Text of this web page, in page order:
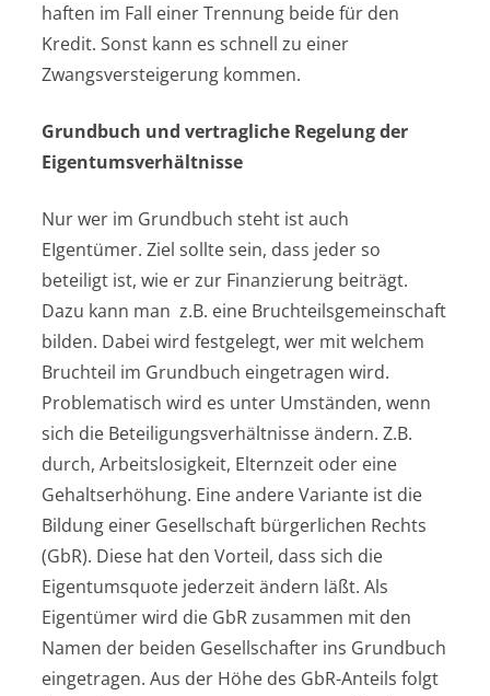
haften im Fall einer Trennung beide für den
Kredit. Sonst kann es schnell zu einer
Zwangsversteigerung kommen.
Grundbuch und vertragliche Regelung der
Eigentumsverhältnisse
Nur wer im Grundbuch steht ist auch
EIgentümer. Ziel sollte sein, dass jeder so
beteiligt ist, wie er zur Finanzierung beiträgt.
Dazu kann man z.B. eine Bruchteilsgemeinschaft
bilden. Dabei wird festgelegt, wer mit welchem
Bruchteil im Grundbuch eingetragen wird.
Problematisch wird es unter Umständen, wenn
sich die Beteiligungsverhältnisse ändern. Z.B.
durch, Arbeitslosigkeit, Elternzeit oder eine
Gehaltserhöhung. Eine andere Variante ist die
Bildung einer Gesellschaft bürgerlichen Rechts
(GbR). Diese hat den Vorteil, dass sich die
Eigentumsquote jederzeit ändern läßt. Als
Eigentümer wird die GbR zusammen mit den
Namen der beiden Gesellschafter ins Grundbuch
eingetragen. Aus der Höhe des GbR-Anteils folgt